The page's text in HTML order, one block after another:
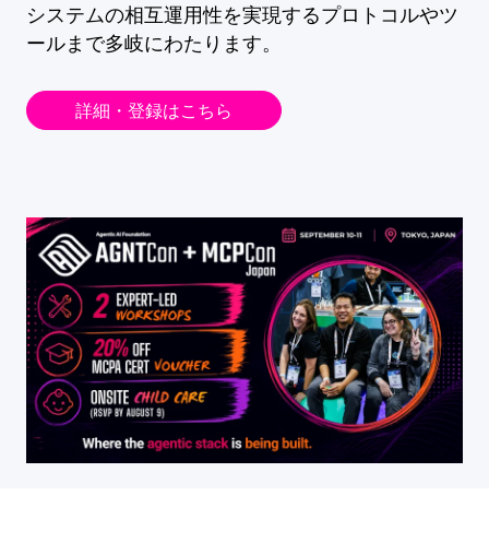
システムの相互運用性を実現するプロトコルやツ
ールまで多岐にわたります。
詳細・登録はこちら